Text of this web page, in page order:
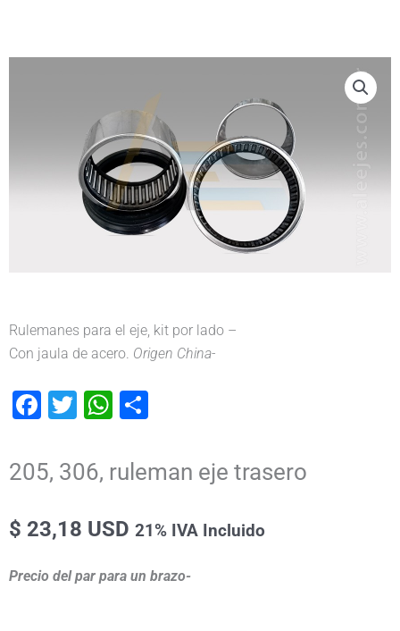
Rulemanes para el eje, kit por lado –
Con jaula de acero. Origen China-
Facebook
TwitterWhatsApp
205, 306, ruleman eje trasero
$ 23,18 USD 21% IVA Incluido
Precio del par para un brazo-